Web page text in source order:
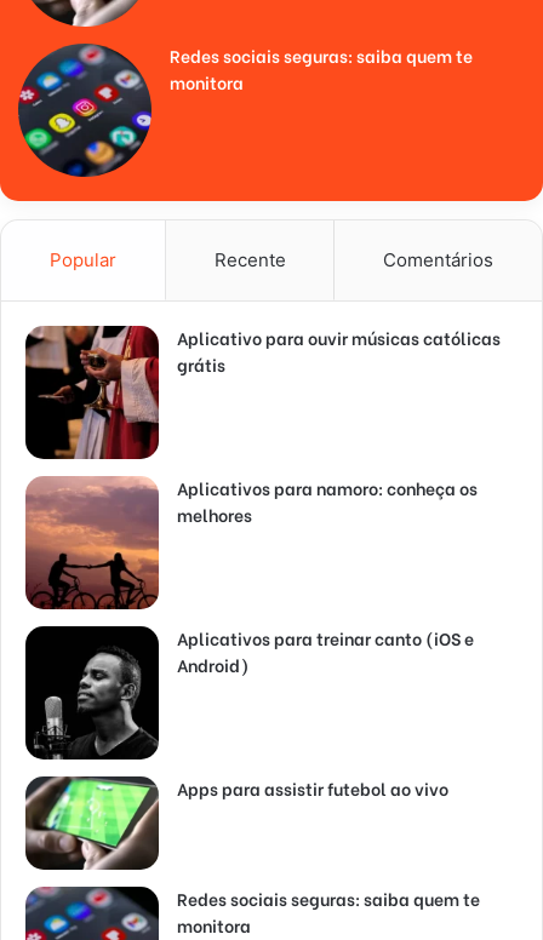
Redes sociais seguras: saiba quem te
monitora
Popular Recente Comentários
Aplicativo para ouvir músicas católicas
grátis
Aplicativos para namoro: conheça os
melhores
Aplicativos para treinar canto (iOS e
Android)
Apps para assistir futebol ao vivo
Redes sociais seguras: saiba quem te
monitora